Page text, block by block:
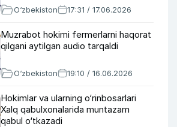
O‘zbekiston 17:31 / 17.06.2026
Muzrabot hokimi fermerlarni haqorat
qilgani aytilgan audio tarqaldi
O‘zbekiston 19:10 / 16.06.2026
Hokimlar va ularning o‘rinbosarlari
Xalq qabulxonalarida muntazam
qabul o‘tkazadi